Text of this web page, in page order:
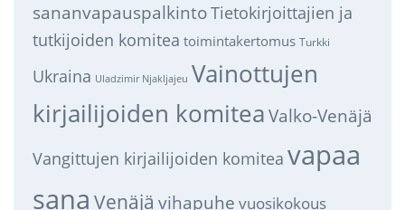
sananvapauspalkintoTietokirjoittajien ja
tutkijoiden komitea toimintakertomus Turkki
Ukraina Uladzimir Njakljajeu Vainottujen
kirjailijoiden komitea Valko-Venäjä
Vangittujen kirjailijoiden komitea vapaa
sana Venäjä vihapuhe vuosikokous